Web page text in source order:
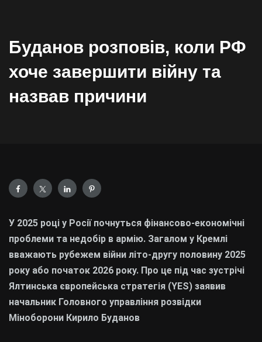
Буданов розповів, коли РФ
хоче завершити війну та
назвав причини
У 2025 році у Росії почнуться фінансово-економічні
проблеми та недобір в армію. Загалом у Кремлі
вважають рубежем війни літо-другу половину 2025
року або початок 2026 року. Про це під час зустрічі
Ялтинська європейська стратегія (YES) заявив
начальник Головного управління розвідки
Міноборони Кирило Буданов